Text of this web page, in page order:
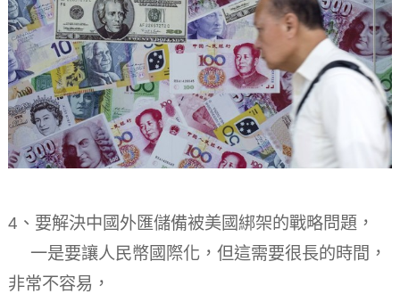
4、要解決中國外匯儲備被美國綁架的戰略問題，
一是要讓人民幣國際化，但這需要很長的時間，
非常不容易，